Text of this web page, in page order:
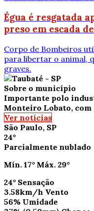
Égua é resgatada
preso em escada
Corpo de Bombeiros
para libertar o animal,
graves.
Sobre o município
Importante polo
Monteiro Lobato,
Ver notícias
São Paulo, SP
24°
Parcialmente nublado
Mín. 17° Máx. 29°
24° Sensação
3.58km/h Vento
56% Umidade